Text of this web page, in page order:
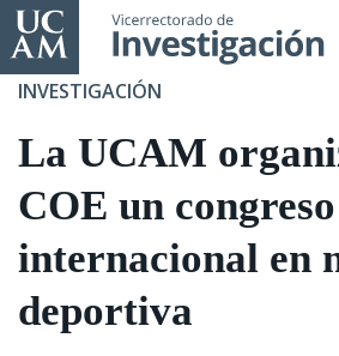
Pasar
al
contenido
INVESTIGACIÓN
La UCAM
COE un congreso
internacional en
deportiva